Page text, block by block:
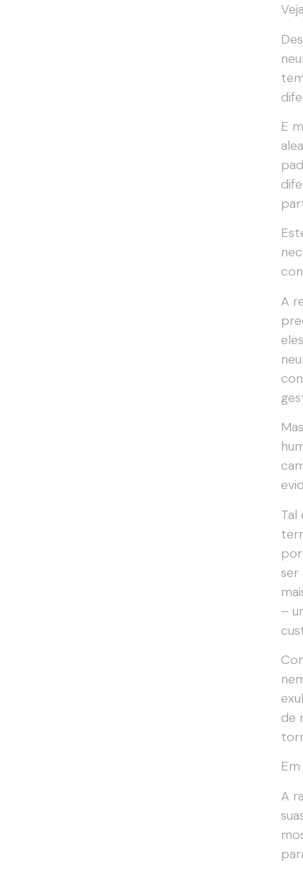
E
A
ser
–
de
A